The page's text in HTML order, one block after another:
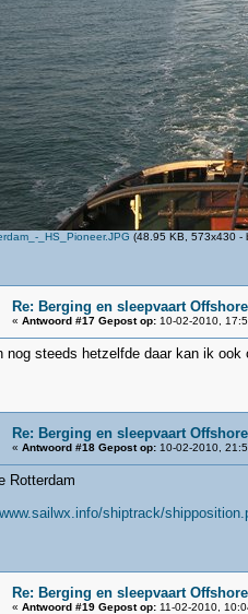
_HS_Pioneer.JPG (48.95 KB, 573x430 -
Re: Berging en sleepvaart Offshore
« Antwoord #17 Gepost op:10-02-2010,
nog steeds hetzelfde daar kan ik ook
Re: Berging en sleepvaart Offshore
« Antwoord #18 Gepost op:10-02-2010,
Rotterdam
shiptrack/
Re: Berging en sleepvaart Offshore
« Antwoord #19 Gepost op:11-02-2010,